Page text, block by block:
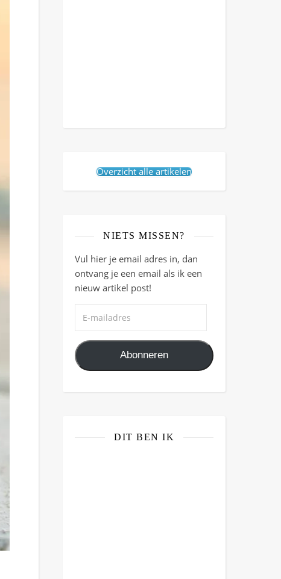
Overzicht alle artikelen
NIETS MISSEN?
Vul hier je email adres in, dan
ontvang je een email als ik een
nieuw artikel post!
Abonneren
DIT BEN IK